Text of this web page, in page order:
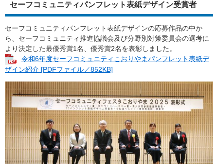
セーフコミュニティパンフレット表紙デザイン受賞者
セーフコミュニティパンフレット表紙デザインの応募作品の中か
ら、セーフコミュニティ推進協議会及び分野別対策委員会の選考に
より決定した最優秀賞1名、優秀賞2名を表彰しました。
令和6年度セーフコミュニティこおりやまパンフレット表紙デ
ザイン紹介 [PDFファイル／852KB]